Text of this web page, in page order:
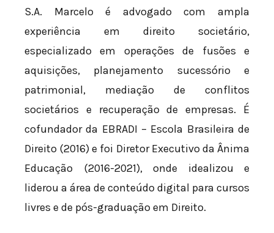
S.A. Marcelo é advogado com ampla
experiência em direito societário,
especializado em operações de fusões e
aquisições, planejamento sucessório e
patrimonial, mediação de conflitos
societários e recuperação de empresas. É
cofundador da EBRADI – Escola Brasileira de
Direito (2016) e foi Diretor Executivo da Ânima
Educação (2016-2021), onde idealizou e
liderou a área de conteúdo digital para cursos
livres e de pós-graduação em Direito.